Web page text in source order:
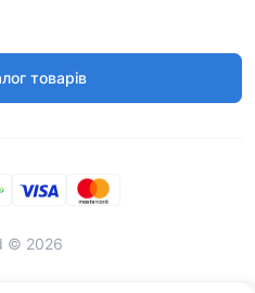
товарів
© 2026